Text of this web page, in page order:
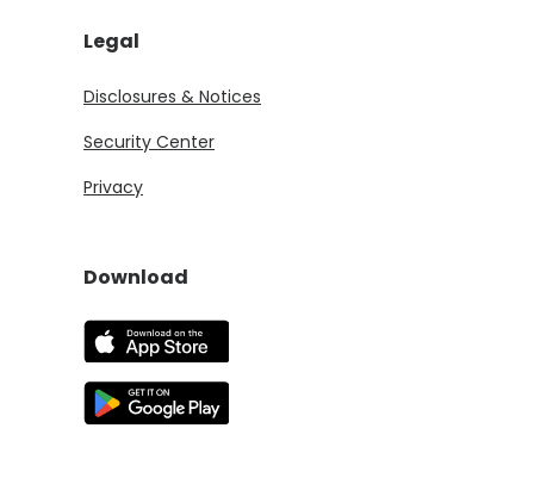
Legal
Disclosures & Notices
Security Center
Privacy
Download